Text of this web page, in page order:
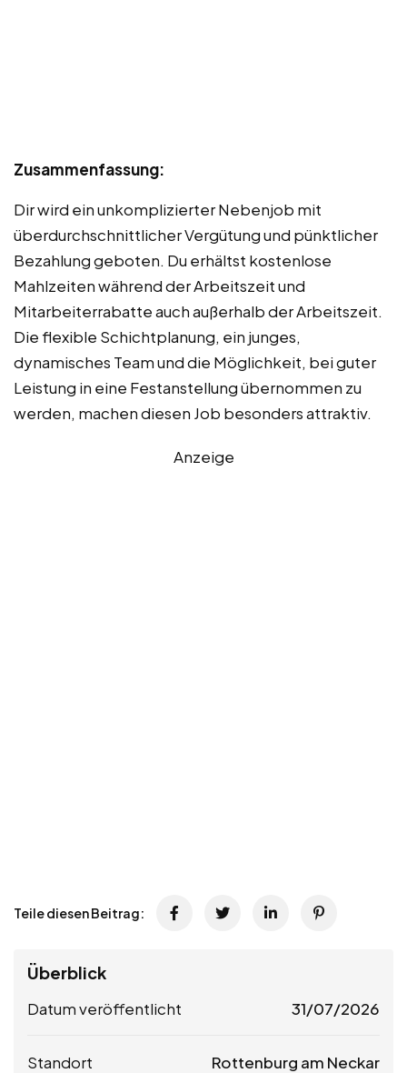
Zusammenfassung:
Dir wird ein unkomplizierter Nebenjob mit
überdurchschnittlicher Vergütung und pünktlicher
Bezahlung geboten. Du erhältst kostenlose
Mahlzeiten während der Arbeitszeit und
Mitarbeiterrabatte auch außerhalb der Arbeitszeit.
Die flexible Schichtplanung, ein junges,
dynamisches Team und die Möglichkeit, bei guter
Leistung in eine Festanstellung übernommen zu
werden, machen diesen Job besonders attraktiv.
Anzeige
Teile diesen Beitrag:
Überblick
Datum veröffentlicht 31/07/2026
Standort Rottenburg am Neckar